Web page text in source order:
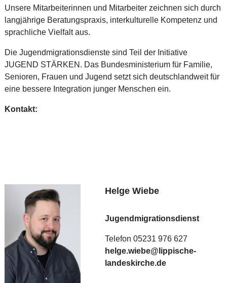
Unsere Mitarbeiterinnen und Mitarbeiter zeichnen sich durch
langjährige Beratungspraxis, interkulturelle Kompetenz und
sprachliche Vielfalt aus.
Die Jugendmigrationsdienste sind Teil der Initiative
JUGEND STÄRKEN. Das Bundesministerium für Familie,
Senioren, Frauen und Jugend setzt sich deutschlandweit für
eine bessere Integration junger Menschen ein.
Kontakt:
Helge Wiebe
Jugendmigrationsdienst
Telefon 05231 976 627
helge.wiebe@lippische-
landeskirche.de